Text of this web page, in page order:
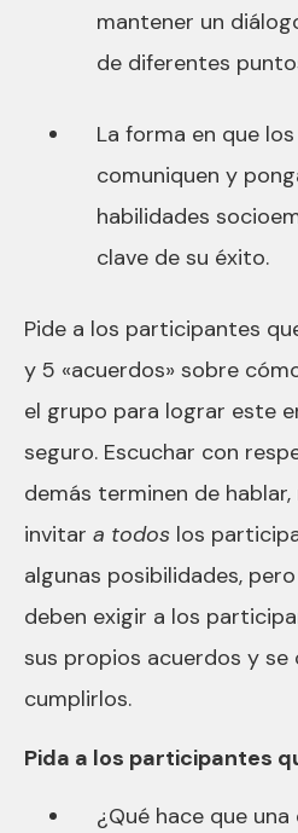
mantener un
de diferentes
La forma en que
comuniquen y
habilidades
clave de su éxito.
Pide a los participantes
y 5 «acuerdos» sobre
el grupo para lograr este
seguro. Escuchar con
demás terminen de
invitar a todos los
algunas posibilidades,
deben exigir a los
sus propios acuerdos y
cumplirlos.
Pida a los participantes
¿Qué hace que